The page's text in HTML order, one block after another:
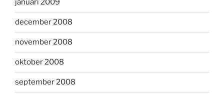
januari 2009
december 2008
november 2008
oktober 2008
september 2008